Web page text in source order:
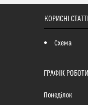
КОРИСНІ СТАТТІ
Схема
ГРАФІК РОБОТИ
Понеділок